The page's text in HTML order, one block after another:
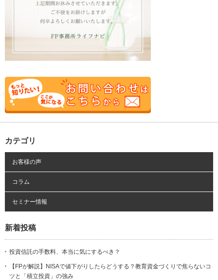
カテゴリ
お客様の声
コラム
セミナー情報
新着投稿
投資信託の手数料、本当に気にするべき？
【FPが解説】NISAで値下がりしたらどうする？教育資金づくりで焦らないコ
ツと「積立投資」の強み